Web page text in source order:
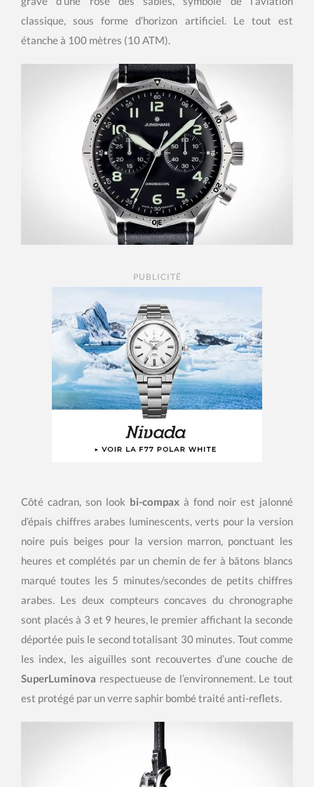
classique, sous forme d’horizon artificiel. Le tout est
étanche à 100 mètres (10 ATM).
PUBLICITÉ
Côté cadran, son look bi-compax à fond noir est jalonné
d’épais chiffres arabes luminescents, verts pour la version
noire puis beiges pour la version marron, ponctuant les
heures et complétés par un chemin de fer à bâtons blancs
marqué toutes les 5 minutes/secondes de petits chiffres
arabes. Les deux compteurs concaves du chronographe
sont placés à 3 et 9 heures, le premier affichant la seconde
déportée puis le second totalisant 30 minutes. Tout comme
les index, les aiguilles sont recouvertes d’une couche de
SuperLuminova respectueuse de l’environnement. Le tout
est protégé par un verre saphir bombé traité anti-reflets.